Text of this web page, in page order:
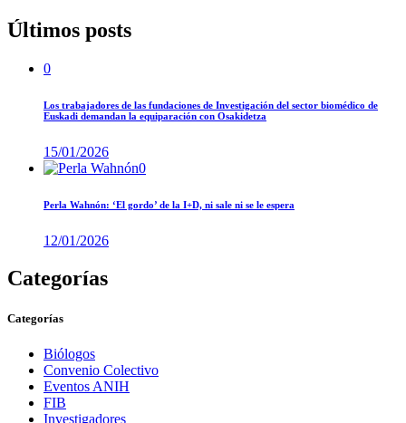
Últimos posts
0
Los trabajadores de las fundaciones de Investigación del sector biomédico de
Euskadi demandan la equiparación con Osakidetza
15/01/2026
0
Perla Wahnón: ‘El gordo’ de la I+D, ni sale ni se le espera
12/01/2026
Categorías
Categorías
Biólogos
Convenio Colectivo
Eventos ANIH
FIB
Investigadores